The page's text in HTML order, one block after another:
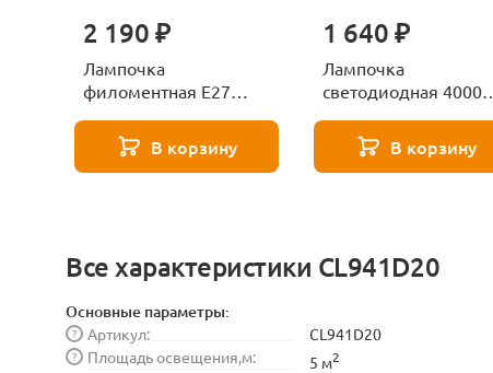
2 190 ₽
Лампочка
филоментная Е27
8529
В корзину
1 640 ₽
Лампочка
светодиодная 4000К
271 8589В корзину
Все характеристики CL941D20
Основные параметры:
Артикул:
?
CL941D20
Площадь освещения,м:
? 5 м2